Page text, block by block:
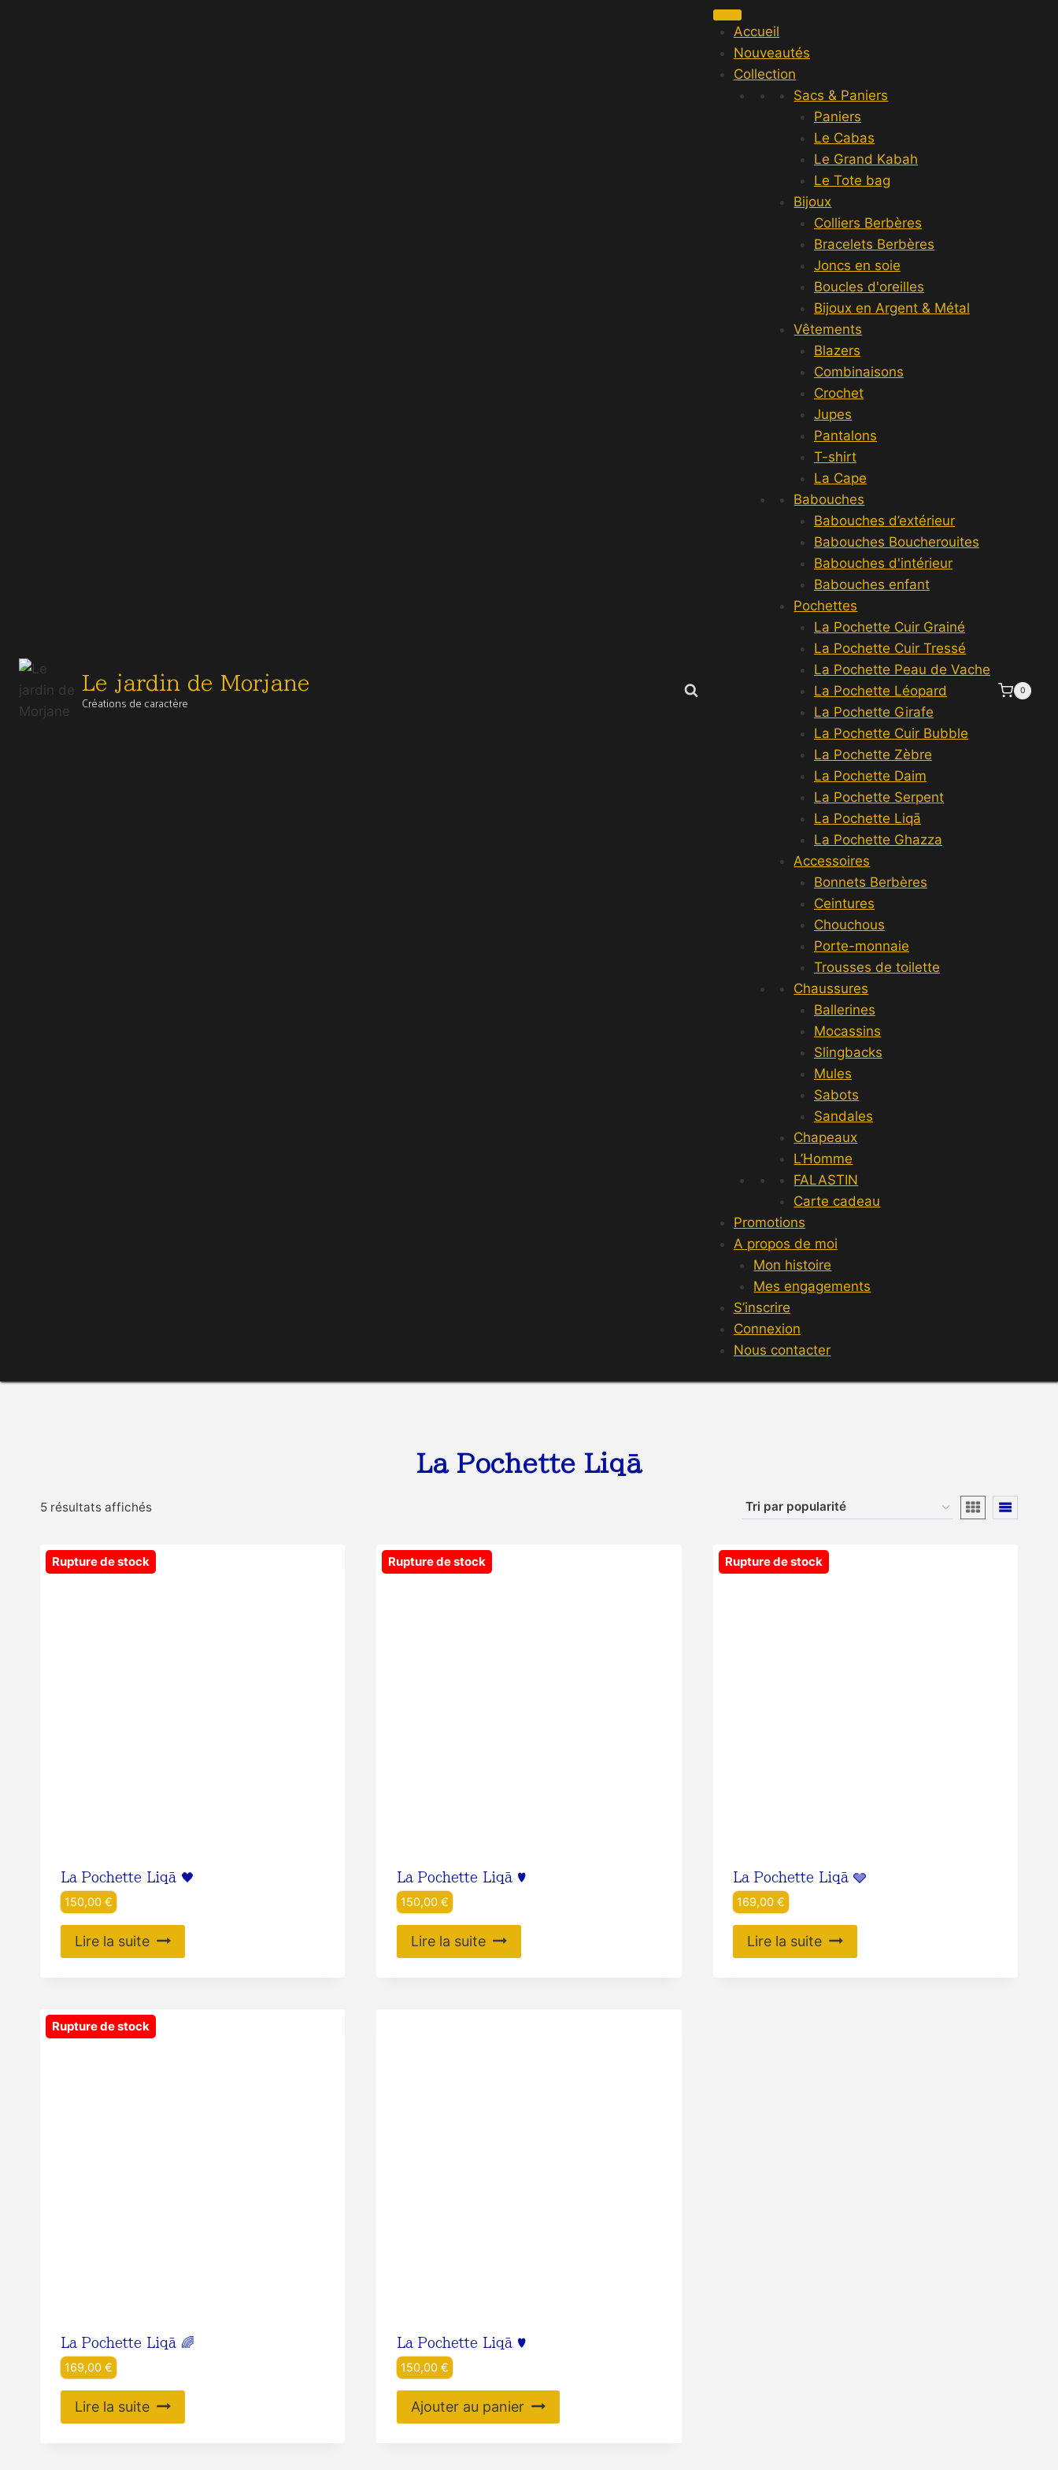
Le jardin de Morjane
Créations de caractère
Accueil
Nouveautés
Collection
Sacs & Paniers
Paniers
Le Cabas
Le Grand Kabah
Le Tote bag
Bijoux
Colliers Berbères
Bracelets Berbères
Joncs en soie
Boucles d'oreilles
Bijoux en Argent & Métal
Vêtements
Blazers
Combinaisons
Crochet
Jupes
Pantalons
T-shirt
La Cape
Babouches
Babouches d’extérieur
Babouches Boucherouites
Babouches d'intérieur
Babouches enfant
Pochettes
La Pochette Cuir Grainé
La Pochette Cuir Tressé
La Pochette Peau de Vache
La Pochette Léopard
La Pochette Girafe
La Pochette Cuir Bubble
La Pochette Zèbre
La Pochette Daim
La Pochette Serpent
La Pochette Liqā
La Pochette Ghazza
Accessoires
Bonnets Berbères
Ceintures
Chouchous
Porte-monnaie
Trousses de toilette
Chaussures
Ballerines
Mocassins
Slingbacks
Mules
Sabots
Sandales
Chapeaux
L’Homme
FALASTIN
Carte cadeau
Promotions
A propos de moi
Mon histoire
Mes engagements
S’inscrire
Connexion
Nous contacter
0
La Pochette Liqā
5 résultats affichésTrié
popularité
Rupture de stock
La Pochette Liqā 🖤
150,00 €
Lire la suite
Rupture de stock
La Pochette Liqā ♥️
150,00 €
Lire la suite
Rupture de stock
La Pochette Liqā 🩶
169,00€
Lire la suite
Rupture de stock
La Pochette Liqā 🌈
169,00 €
Lire la suite
La Pochette Liqā ♥️
150,00 €
Ajouter au panier